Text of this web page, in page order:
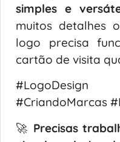
simples e
muitos detalhes
logo precisa
cartão de visita
#LogoDesign
#CriandoMarcas
🚀 Precisas